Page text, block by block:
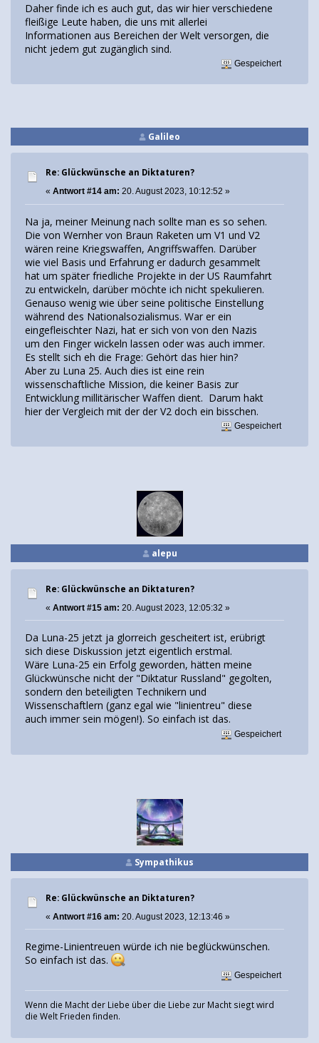
Daher finde ich es auch gut, das wir hier verschiedene
fleißige Leute haben, die uns mit allerlei
Informationen aus Bereichen der Welt versorgen, die
nicht jedem gut zugänglich sind.
Gespeichert
Galileo
Re: Glückwünsche an Diktaturen?
« Antwort #14 am: 20. August 2023, 10:12:52 »
Na ja, meiner Meinung nach sollte man es so sehen.
Die von Wernher von Braun Raketen um V1 und V2
wären reine Kriegswaffen, Angriffswaffen. Darüber
wie viel Basis und Erfahrung er dadurch gesammelt
hat um später friedliche Projekte in der US Raumfahrt
zu entwickeln, darüber möchte ich nicht spekulieren.
Genauso wenig wie über seine politische Einstellung
während des Nationalsozialismus. War er ein
eingefleischter Nazi, hat er sich von von den Nazis
um den Finger wickeln lassen oder was auch immer.
Es stellt sich eh die Frage: Gehört das hier hin?
Aber zu Luna 25. Auch dies ist eine rein
wissenschaftliche Mission, die keiner Basis zur
Entwicklung millitärischer Waffen dient. Darum hakt
hier der Vergleich mit der der V2 doch ein bisschen.
Gespeichert
alepu
Re: Glückwünsche an Diktaturen?
« Antwort #15 am: 20. August 2023, 12:05:32 »
Da Luna-25 jetzt ja glorreich gescheitert ist, erübrigt
sich diese Diskussion jetzt eigentlich erstmal.
Wäre Luna-25 ein Erfolg geworden, hätten meine
Glückwünsche nicht der "Diktatur Russland" gegolten,
sondern den beteiligten Technikern und
Wissenschaftlern (ganz egal wie "linientreu" diese
auch immer sein mögen!). So einfach ist das.
Gespeichert
Sympathikus
Re: Glückwünsche an Diktaturen?
« Antwort #16 am: 20. August 2023, 12:13:46 »
Regime-Linientreuen würde ich nie beglückwünschen.
So einfach ist das.
Gespeichert
Wenn die Macht der Liebe über die Liebe zur Macht siegt wird
die Welt Frieden finden.